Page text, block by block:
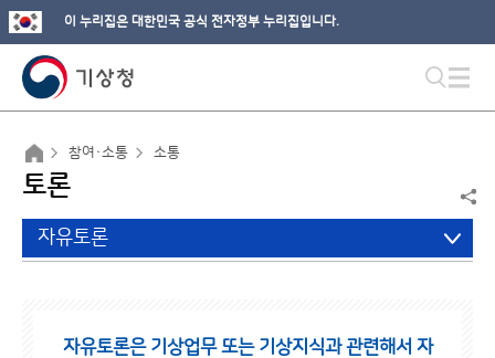
이 누리집은 대한민국 공식 전자정부 누리집입니다.
참여·소통 소통
토론
자유토론
자유토론은 기상업무 또는 기상지식과 관련해서 자